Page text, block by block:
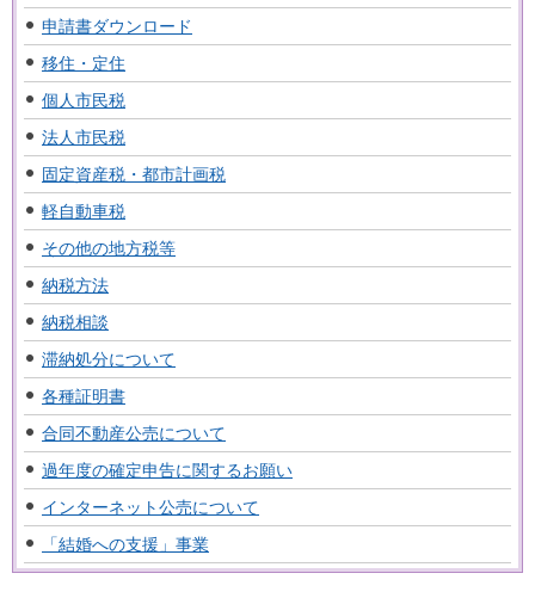
申請書ダウンロード
移住・定住
個人市民税
法人市民税
固定資産税・都市計画税
軽自動車税
その他の地方税等
納税方法
納税相談
滞納処分について
各種証明書
合同不動産公売について
過年度の確定申告に関するお願い
インターネット公売について
「結婚への支援」事業